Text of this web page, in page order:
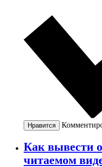
Нравится
Как вывести
читаемом